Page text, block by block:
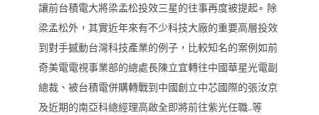
讓前台積電大將梁孟松投效三星的往事再度被提起∘ 除
梁孟松外，其實近年來有不少科技大廠的重要高層投效
到對手撼動台灣科技產業的例子，比較知名的案例如前
奇美電電視事業部的總處長陳立宜轉往中國華星光電副
總裁、被台積電併購轉戰到中國創立中芯國際的張汝京
及近期的南亞科總經理高啟全即將前往紫光任職..等